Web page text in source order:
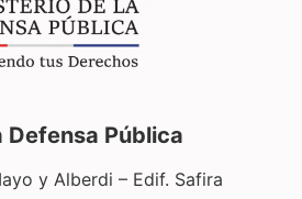
Defensa Pública
y Alberdi – Edif. Safira